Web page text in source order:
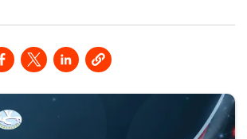
Opens in a new window
Opens in a new window
Opens in a new window